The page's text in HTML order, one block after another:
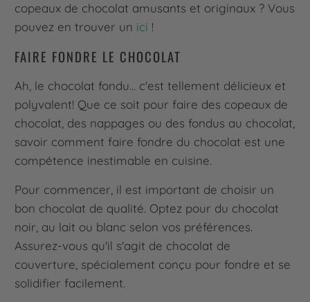
copeaux de chocolat amusants et originaux ? Vous
pouvez en trouver un ici !
FAIRE FONDRE LE CHOCOLAT
Ah, le chocolat fondu... c'est tellement délicieux et
polyvalent! Que ce soit pour faire des copeaux de
chocolat, des nappages ou des fondus au chocolat,
savoir comment faire fondre du chocolat est une
compétence inestimable en cuisine.
Pour commencer, il est important de choisir un
bon chocolat de qualité. Optez pour du chocolat
noir, au lait ou blanc selon vos préférences.
Assurez-vous qu'il s'agit de chocolat de
couverture, spécialement conçu pour fondre et se
solidifier facilement.